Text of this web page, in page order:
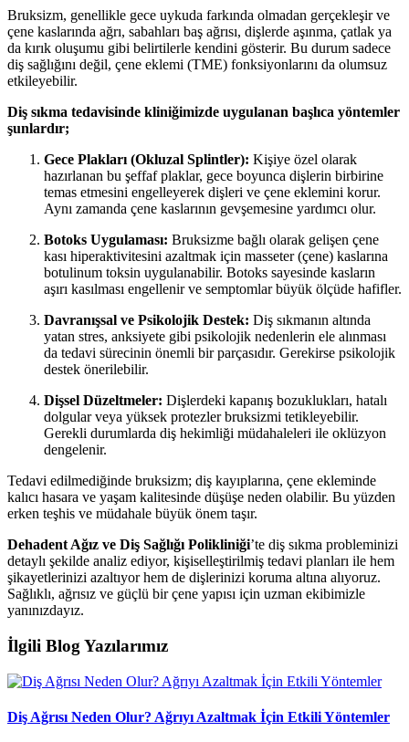
Bruksizm, genellikle gece uykuda farkında olmadan gerçekleşir ve
çene kaslarında ağrı, sabahları baş ağrısı, dişlerde aşınma, çatlak ya
da kırık oluşumu gibi belirtilerle kendini gösterir. Bu durum sadece
diş sağlığını değil, çene eklemi (TME) fonksiyonlarını da olumsuz
etkileyebilir.
Diş sıkma tedavisinde kliniğimizde uygulanan başlıca yöntemler
şunlardır;
Gece Plakları (Okluzal Splintler): Kişiye özel olarak
hazırlanan bu şeffaf plaklar, gece boyunca dişlerin birbirine
temas etmesini engelleyerek dişleri ve çene eklemini korur.
Aynı zamanda çene kaslarının gevşemesine yardımcı olur.
Botoks Uygulaması: Bruksizme bağlı olarak gelişen çene
kası hiperaktivitesini azaltmak için masseter (çene) kaslarına
botulinum toksin uygulanabilir. Botoks sayesinde kasların
aşırı kasılması engellenir ve semptomlar büyük ölçüde hafifler.
Davranışsal ve Psikolojik Destek: Diş sıkmanın altında
yatan stres, anksiyete gibi psikolojik nedenlerin ele alınması
da tedavi sürecinin önemli bir parçasıdır. Gerekirse psikolojik
destek önerilebilir.
Dişsel Düzeltmeler: Dişlerdeki kapanış bozuklukları, hatalı
dolgular veya yüksek protezler bruksizmi tetikleyebilir.
Gerekli durumlarda diş hekimliği müdahaleleri ile oklüzyon
dengelenir.
Tedavi edilmediğinde bruksizm; diş kayıplarına, çene ekleminde
kalıcı hasara ve yaşam kalitesinde düşüşe neden olabilir. Bu yüzden
erken teşhis ve müdahale büyük önem taşır.
Dehadent Ağız ve Diş Sağlığı Polikliniği’te diş sıkma probleminizi
detaylı şekilde analiz ediyor, kişiselleştirilmiş tedavi planları ile hem
şikayetlerinizi azaltıyor hem de dişlerinizi koruma altına alıyoruz.
Sağlıklı, ağrısız ve güçlü bir çene yapısı için uzman ekibimizle
yanınızdayız.
İlgili Blog Yazılarımız
Diş Ağrısı Neden Olur? Ağrıyı Azaltmak İçin Etkili Yöntemler